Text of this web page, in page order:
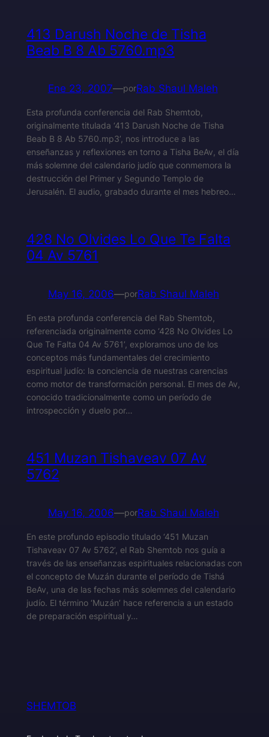
413 Darush Noche de Tisha
Beab B 8 Ab 5760.mp3
Ene 23, 2007—porRab Shaul Maleh
Esta profunda conferencia del Rab Shemtob,
originalmente titulada ‘413 Darush Noche de Tisha
Beab B 8 Ab 5760.mp3’, nos introduce a las
enseñanzas y reflexiones en torno a Tisha BeAv, el día
más solemne del calendario judío que conmemora la
destrucción del Primer y Segundo Templo de
Jerusalén. El audio, grabado durante el mes hebreo…
428 No Olvides Lo Que Te Falta
04 Av 5761
May 16, 2006—porRab Shaul Maleh
En esta profunda conferencia del Rab Shemtob,
referenciada originalmente como ‘428 No Olvides Lo
Que Te Falta 04 Av 5761’, exploramos uno de los
conceptos más fundamentales del crecimiento
espiritual judío: la conciencia de nuestras carencias
como motor de transformación personal. El mes de Av,
conocido tradicionalmente como un período de
introspección y duelo por…
451 Muzan Tishaveav 07 Av
5762
May 16, 2006—porRab Shaul Maleh
En este profundo episodio titulado ‘451 Muzan
Tishaveav 07 Av 5762’, el Rab Shemtob nos guía a
través de las enseñanzas espirituales relacionadas con
el concepto de Muzán durante el período de Tishá
BeAv, una de las fechas más solemnes del calendario
judío. El término ‘Muzán’ hace referencia a un estado
de preparación espiritual y…
SHEMTOB